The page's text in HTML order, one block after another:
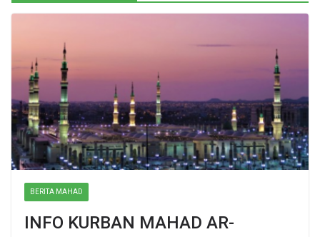
BERITA MAHAD
INFO KURBAN MAHAD AR-